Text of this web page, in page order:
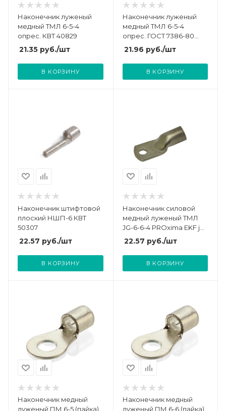
Наконечник луженый
медный ТМЛ 6-5-4
опрес. КВТ 40829
21.35 руб./шт
В КОРЗИНУ
Наконечник луженый
медный ТМЛ 6-5-4
опрес. ГОСТ 7386-80
TOKOV ELECTRIC TKE-
TML-6-5-4
21.96 руб./шт
В КОРЗИНУ
Наконечник штифтовой
плоский НШП-6 КВТ
50307
22.57 руб./шт
В КОРЗИНУ
Наконечник силовой
медный луженый ТМЛ
JG-6-6-4 PROxima EKF jg-
6-6-4
22.57 руб./шт
В КОРЗИНУ
Наконечник медный
луженый ПМ 6-5 (пайка)
Наконечник медный
луженый ПМ 6-6 (пайка)